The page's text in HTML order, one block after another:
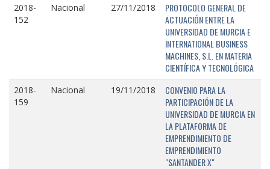
2018-
152
Nacional 27/11/2018
PROTOCOLO GENERAL DE
ACTUACIÓN ENTRE LA
UNIVERSIDAD DE MURCIA E
INTERNATIONAL BUSINESS
MACHINES, S.L. EN MATERIA
CIENTÍFICA Y TECNOLÓGICA
2018-
159
Nacional 19/11/2018
CONVENIO PARA LA
PARTICIPACIÓN DE LA
UNIVERSIDAD DE MURCIA EN
LA PLATAFORMA DE
EMPRENDIMIENTO DE
EMPRENDIMIENTO
"SANTANDER X"